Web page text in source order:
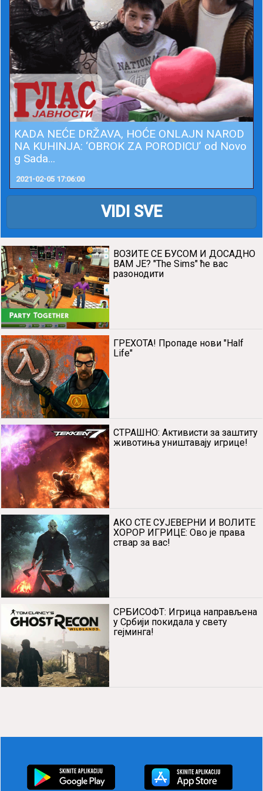
KADA NEĆE DRŽAVA, HOĆE ONLAJN NAROD
NA KUHINJA: ‘OBROK ZA PORODICU’ od Novo
g Sada...
2021-02-05 17:06:00
VIDI SVE
ВОЗИТЕ СЕ БУСОМ И ДОСАДНО
ВАМ ЈЕ? "The Sims" ће вас
разонодити
ГРЕХОТА! Пропаде нови "Half
Life"
СТРАШНО: Активисти за заштиту
животиња уништавају игрице!
АКО СТЕ СУЈЕВЕРНИ И ВОЛИТЕ
ХОРОР ИГРИЦЕ: Ово је права
ствар за вас!
СРБИСОФТ: Игрица направљена
у Србији покидала у свету
гејминга!